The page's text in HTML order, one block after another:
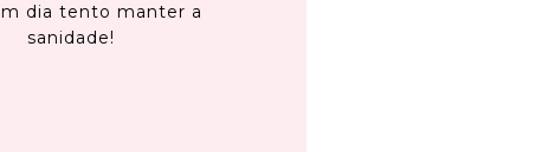
dia tento manter a
sanidade!